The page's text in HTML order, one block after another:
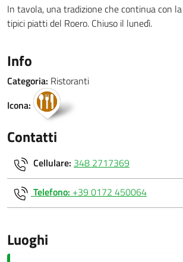
In tavola, una tradizione che continua con
tipici piatti del Roero. Chiuso il lunedì.
Info
Categoria: Ristoranti
Icona:
Contatti
Cellulare: 348 2717369
Telefono: +39 0172 450064
Luoghi